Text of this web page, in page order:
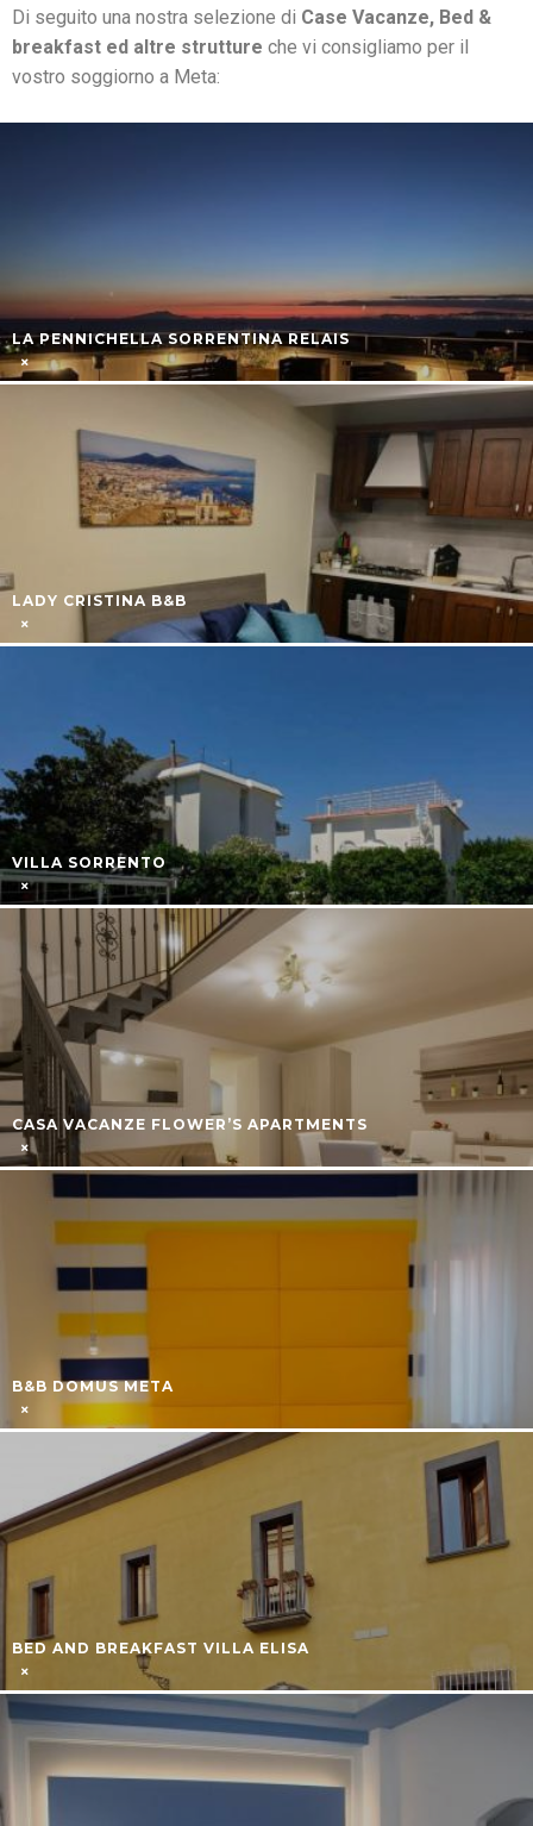
Di seguito una nostra selezione di Case Vacanze, Bed &
breakfast ed altre strutture che vi consigliamo per il
vostro soggiorno a Meta:
LA PENNICHELLA SORRENTINA RELAIS
LADY CRISTINA B&B
VILLA SORRENTO
CASA VACANZE FLOWER’S APARTMENTS
B&B DOMUS META
BED AND BREAKFAST VILLA ELISA